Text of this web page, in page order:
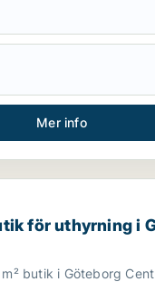
Mer info
uthyrning i Göteborg
för uthyrning i
butik i Göteborg